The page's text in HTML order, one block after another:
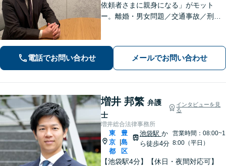
依頼者さまに親身になる」がモット
ー。離婚・男女問題／交通事故／刑事
トラブルも解決まで尽力します【休
日・夜間相談可】【完全個室】【池袋
駅10分】
電話でお問い合わせ メールでお問い合わせ
増井 邦繁 弁護
士
インタビューを見
る
増井総合法律事務所
東
京
都
豊
島
区
池袋駅 か
ら徒歩4分
営業時間：08:00~1
8:00（平日）
【池袋駅4分】【休日・夜間対応可】